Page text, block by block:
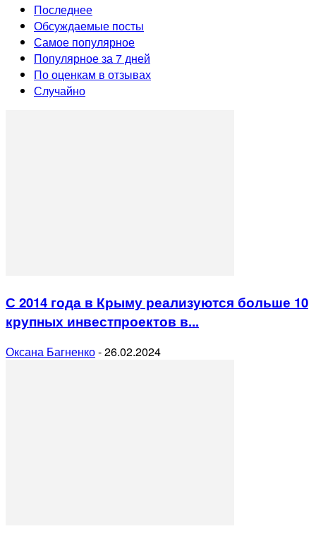
Последнее
Обсуждаемые посты
Самое популярное
Популярное за 7 дней
По оценкам в отзывах
Случайно
С 2014 года в Крыму реализуются больше 10
крупных инвестпроектов в...
Оксана Багненко-26.02.2024